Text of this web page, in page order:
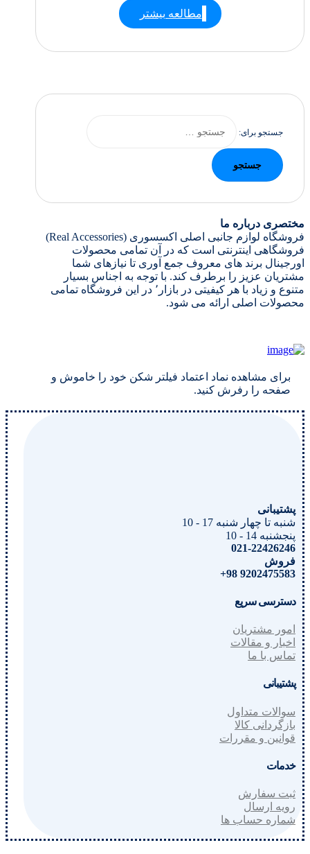
مطالعه بیشتر
جستجو برای:
مختصری درباره ما
فروشگاه لوازم جانبی اصلی اکسسوری (Real Accessories)
فروشگاهی اینترنتی است که در آن تمامی محصولات
اورجینال برند های معروف جمع آوری تا نیازهای شما
مشتریان عزیز را برطرف کند. با توجه به اجناس بسیار
متنوع و زیاد با هر کیفیتی در بازار٬ در این فروشگاه تمامی
محصولات اصلی ارائه می شود.
برای مشاهده نماد اعتماد فیلتر شکن خود را خاموش و
صفحه را رفرش کنید.
پشتیبانی
شنبه تا چهار شنبه 17 - 10
پنجشنبه 14 - 10
021-22426246
فروش
9202475583 98+
دسترسی سریع
امور مشتریان
اخبار و مقالات
تماس با ما
پشتیبانی
سوالات متداول
بازگردانی کالا
قوانین و مقررات
خدمات
ثبت سفارش
رویه ارسال
شماره حساب ها